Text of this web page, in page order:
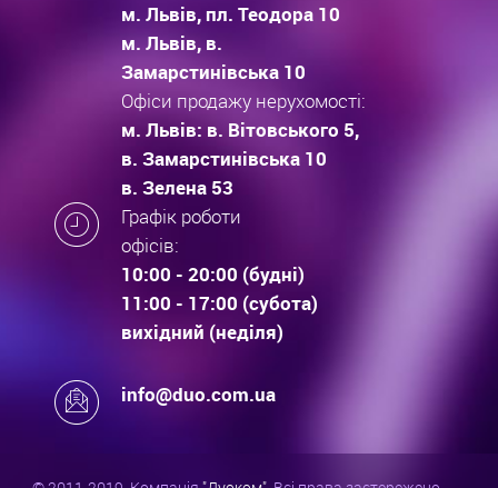
м. Львів, пл. Теодора 10
м. Львів, в.
Замарстинівська 10
Офіси продажу нерухомості:
м. Львів: в. Вітовського 5,
в. Замарстинівська 10
в. Зелена 53
Графік роботи
офісів:
10:00 - 20:00 (будні)
11:00 - 17:00 (субота)
вихідний (неділя)
info@duo.com.ua